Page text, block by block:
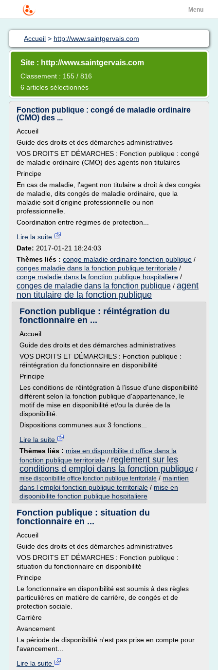
Menu
Accueil > http://www.saintgervais.com
Site : http://www.saintgervais.com
Classement : 155 / 816
6 articles sélectionnés
Fonction publique : congé de maladie ordinaire
(CMO) des ...
Accueil
Guide des droits et des démarches administratives
VOS DROITS ET DÉMARCHES : Fonction publique : congé
de maladie ordinaire (CMO) des agents non titulaires
Principe
En cas de maladie, l'agent non titulaire a droit à des congés
de maladie, dits congés de maladie ordinaire, que la
maladie soit d'origine professionnelle ou non
professionnelle.
Coordination entre régimes de protection...
Lire la suite
Date: 2017-01-21 18:24:03
Thèmes liés : conge maladie ordinaire fonction publique /
conges maladie dans la fonction publique territoriale /
conge maladie dans la fonction publique hospitaliere /
conges de maladie dans la fonction publique / agent
non titulaire de la fonction publique
Fonction publique : réintégration du
fonctionnaire en ...
Accueil
Guide des droits et des démarches administratives
VOS DROITS ET DÉMARCHES : Fonction publique :
réintégration du fonctionnaire en disponibilité
Principe
Les conditions de réintégration à l'issue d'une disponibilité
diffèrent selon la fonction publique d'appartenance, le
motif de mise en disponibilité et/ou la durée de la
disponibilité.
Dispositions communes aux 3 fonctions...
Lire la suite
Thèmes liés : mise en disponibilite d office dans la
fonction publique territoriale / reglement sur les
conditions d emploi dans la fonction publique /
mise disponibilite office fonction publique territoriale / maintien
dans l emploi fonction publique territoriale / mise en
disponibilite fonction publique hospitaliere
Fonction publique : situation du
fonctionnaire en ...
Accueil
Guide des droits et des démarches administratives
VOS DROITS ET DÉMARCHES : Fonction publique :
situation du fonctionnaire en disponibilité
Principe
Le fonctionnaire en disponibilité est soumis à des règles
particulières en matière de carrière, de congés et de
protection sociale.
Carrière
Avancement
La période de disponibilité n'est pas prise en compte pour
l'avancement...
Lire la suite